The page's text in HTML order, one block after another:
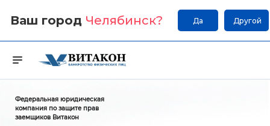
Ваш город Челябинск? Да Другой
Федеральная юридическая
компания по защите прав
заемщиков Витакон